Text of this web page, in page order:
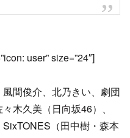
user” size=”24″]
風間俊介、北乃きい、劇団
木久美（日向坂46）、
（田中樹・森本